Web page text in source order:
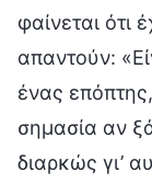
φαίνεται ότι
απαντούν:
ένας
σημασία αν
διαρκώς γι’